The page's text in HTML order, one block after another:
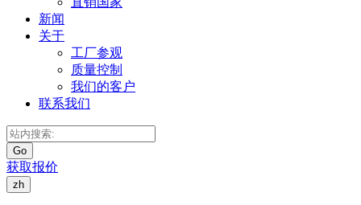
新闻
关于
工厂参观
质量控制
我们的客户
联系我们
Go
获取报价
zh